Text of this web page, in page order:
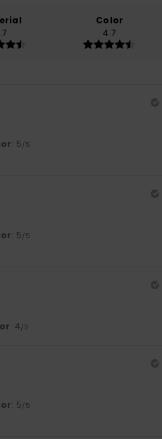
Color
4.7
: 5/5
: 5/5
: 4/5
: 5/5